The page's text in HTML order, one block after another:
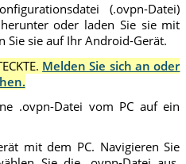
(.ovpn-Datei)
oder laden Sie sie mit
Sie sie auf Ihr Android-Gerät.
Melden Sie sich an oder
.ovpn-Datei vom PC auf ein
mit dem PC. Navigieren Sie